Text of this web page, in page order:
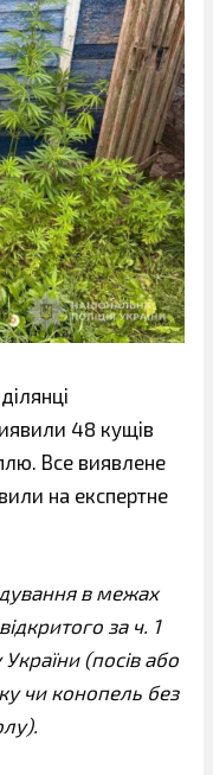
48 кущів
Все виявлене
на експертне
в межах
за ч. 1
(посів або
чи конопель без